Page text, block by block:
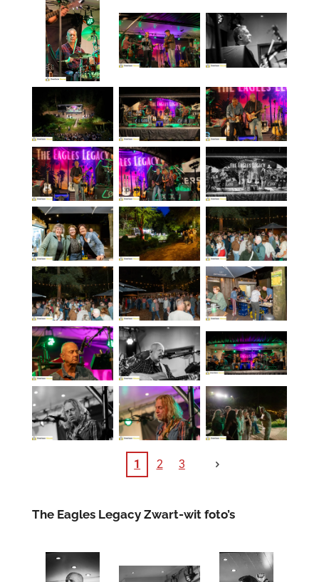
1 2 3
The Eagles Legacy Zwart-wit foto’s